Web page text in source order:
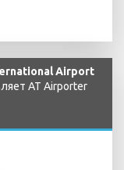
Airport
AT Airporter